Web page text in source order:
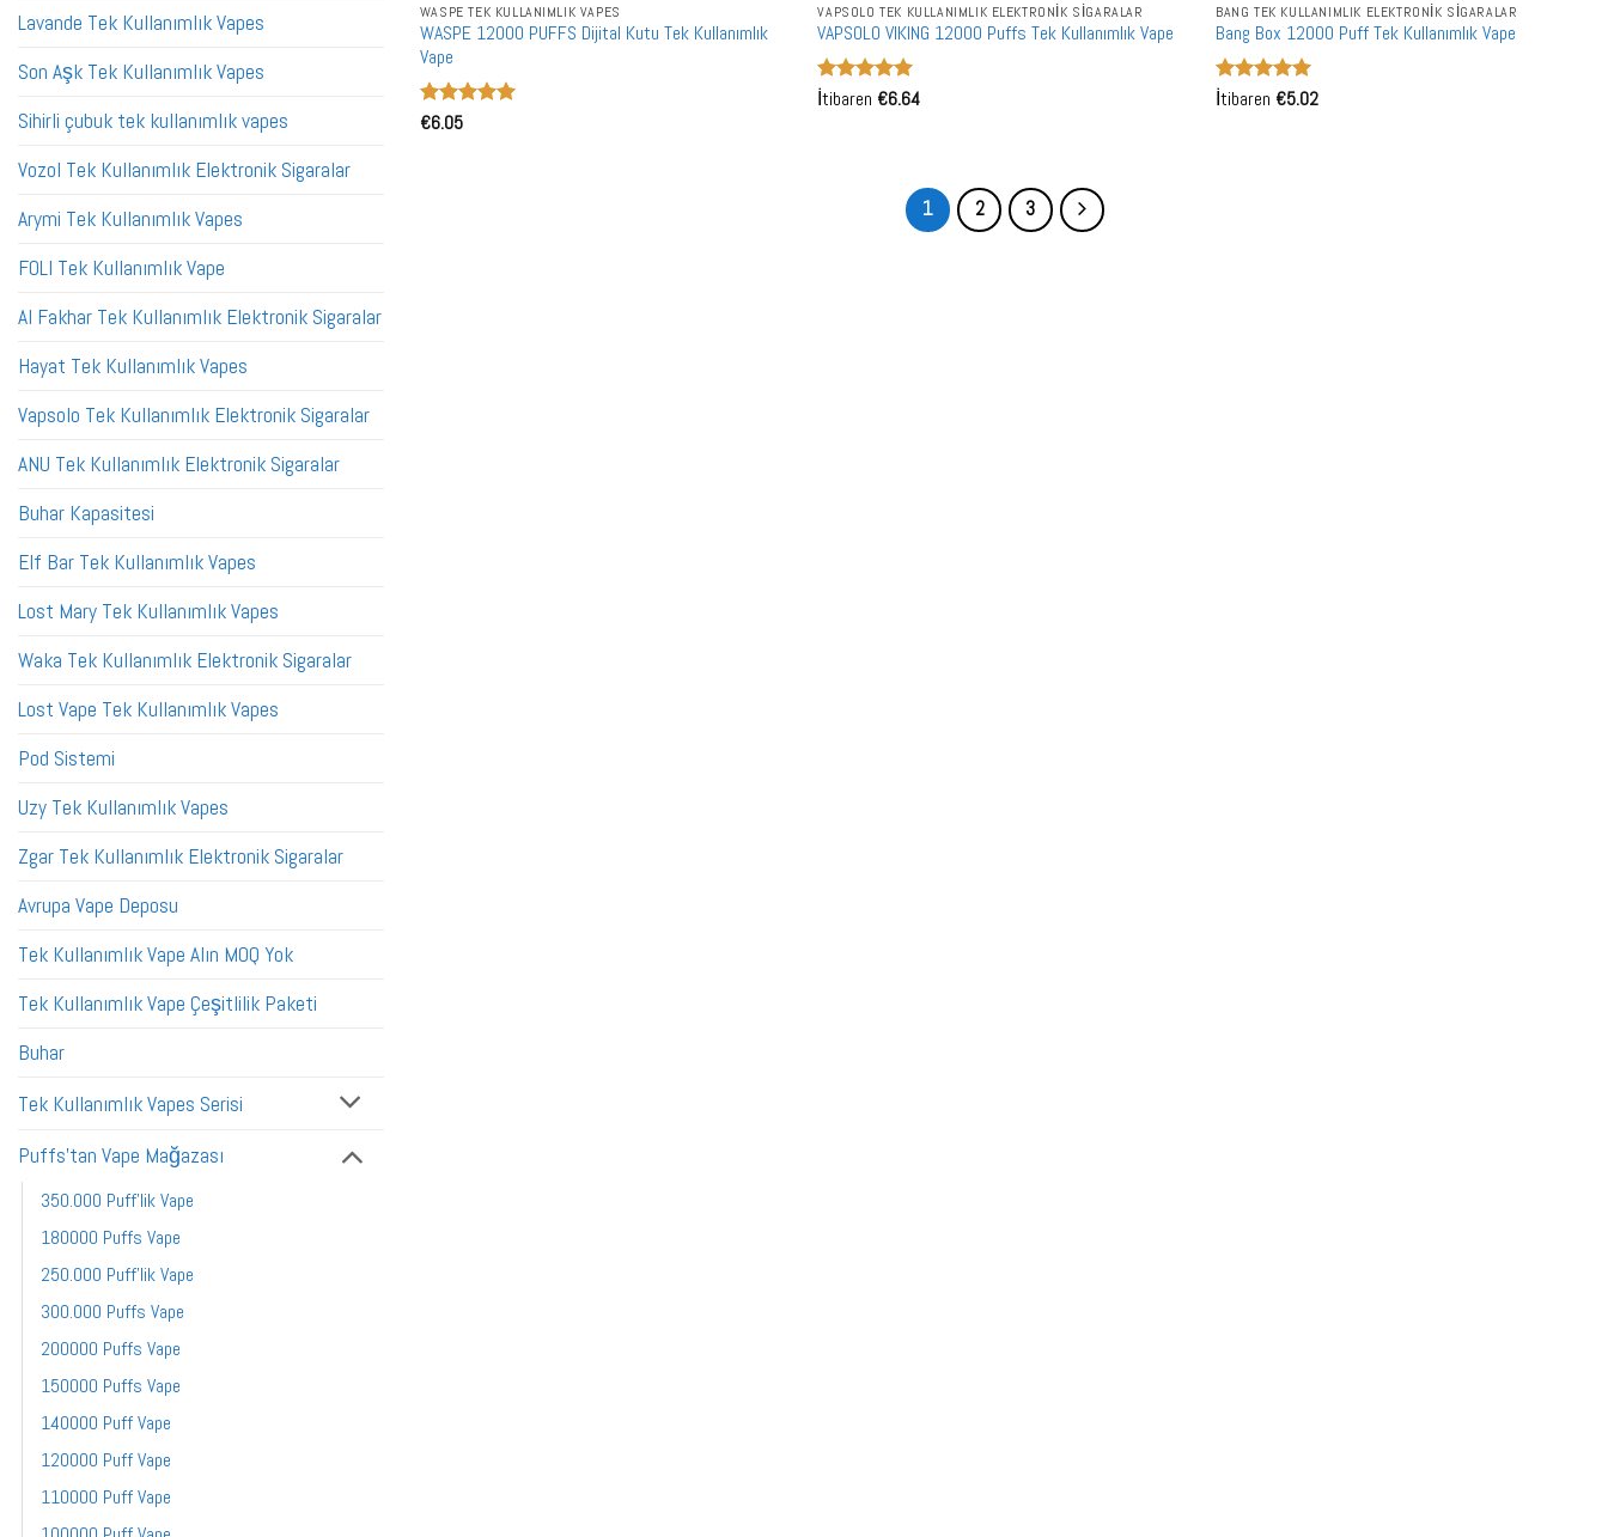
Lavande Tek Kullanımlık Vapes
Son Aşk Tek Kullanımlık Vapes
Sihirli çubuk tek kullanımlık vapes
Vozol Tek Kullanımlık Elektronik Sigaralar
Arymi Tek Kullanımlık Vapes
FOLI Tek Kullanımlık Vape
Al Fakhar Tek Kullanımlık Elektronik Sigaralar
Hayat Tek Kullanımlık Vapes
Vapsolo Tek Kullanımlık Elektronik Sigaralar
ANU Tek Kullanımlık Elektronik Sigaralar
Buhar Kapasitesi
Elf Bar Tek Kullanımlık Vapes
Lost Mary Tek Kullanımlık Vapes
Waka Tek Kullanımlık Elektronik Sigaralar
Lost Vape Tek Kullanımlık Vapes
Pod Sistemi
Uzy Tek Kullanımlık Vapes
Zgar Tek Kullanımlık Elektronik Sigaralar
Avrupa Vape Deposu
Tek Kullanımlık Vape Alın MOQ Yok
Tek Kullanımlık Vape Çeşitlilik Paketi
Buhar
Tek Kullanımlık Vapes Serisi
Puffs'tan Vape Mağazası
350.000 Puff'lik Vape
180000 Puffs Vape
250.000 Puff'lik Vape
300.000 Puffs Vape
200000 Puffs Vape
150000 Puffs Vape
140000 Puff Vape
120000 Puff Vape
110000 Puff Vape
WASPE TEK KULLANIMLIK VAPES
WASPE 12000 PUFFS Dijital Kutu Tek Kullanımlık
Vape
5 üzerinden
€6.05
VAPSOLO TEK KULLANIMLIK ELEKTRONIK SIGARALAR
VAPSOLO VIKING 12000 Puffs Tek Kullanımlık Vape
5 üzerinden
İtibaren €6.64
BANG TEK KULLANIMLIK ELEKTRONIK SIGARALAR
Bang Box 12000 Puff Tek Kullanımlık Vape
5 üzerinden
İtibaren €5.02
1 2 3